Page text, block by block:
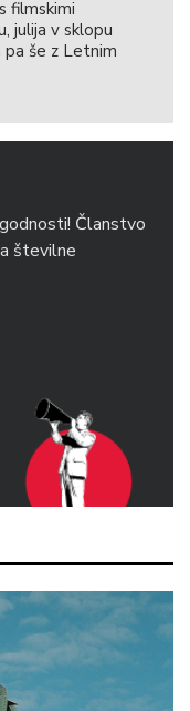
filmskimi
julija v sklopu
pa še z Letnim
Članstvo
številne